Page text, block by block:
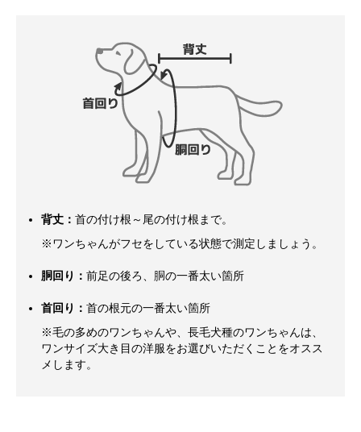
背丈： 首の付け根～尾の付け根まで。
※ワンちゃんがフセをしている状態で測定しましょう。
胴回り： 前足の後ろ、胴の一番太い箇所
首回り： 首の根元の一番太い箇所
※毛の多めのワンちゃんや、長毛犬種のワンちゃんは、
ワンサイズ大き目の洋服をお選びいただくことをオスス
メします。